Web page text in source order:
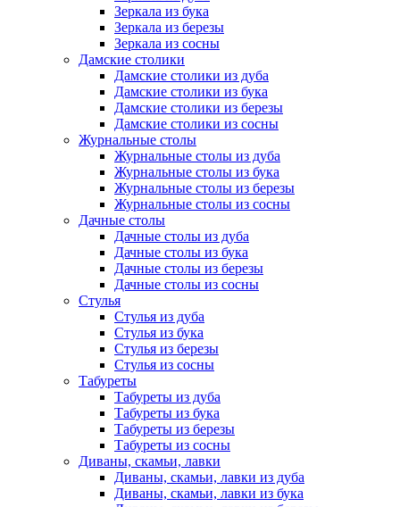
Зеркала из бука
Зеркала из березы
Зеркала из сосны
Дамские столики
Дамские столики из дуба
Дамские столики из бука
Дамские столики из березы
Дамские столики из сосны
Журнальные столы
Журнальные столы из дуба
Журнальные столы из бука
Журнальные столы из березы
Журнальные столы из сосны
Дачные столы
Дачные столы из дуба
Дачные столы из бука
Дачные столы из березы
Дачные столы из сосны
Стулья
Стулья из дуба
Стулья из бука
Стулья из березы
Стулья из сосны
Табуреты
Табуреты из дуба
Табуреты из бука
Табуреты из березы
Табуреты из сосны
Диваны, скамьи, лавки
Диваны, скамьи, лавки из дуба
Диваны, скамьи, лавки из бука